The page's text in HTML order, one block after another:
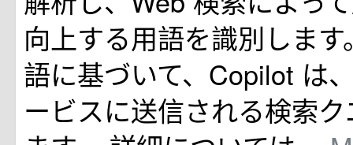
向上する用語を識別しま
語に基づいて、Copilot は
ービスに送信される検索